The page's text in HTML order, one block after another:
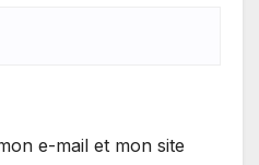
e-mail et mon site